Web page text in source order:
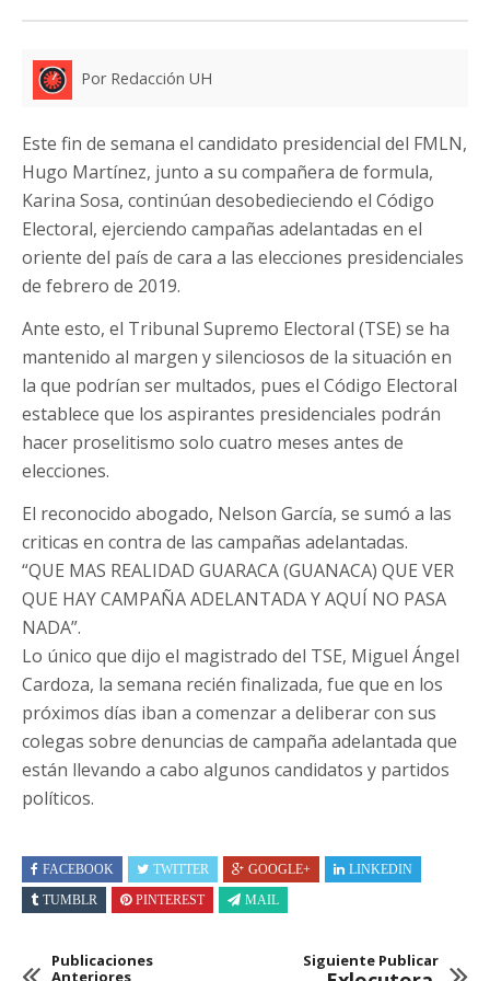
Por Redacción UH
Este fin de semana el candidato presidencial del FMLN,
Hugo Martínez, junto a su compañera de formula,
Karina Sosa, continúan desobedieciendo el Código
Electoral, ejerciendo campañas adelantadas en el
oriente del país de cara a las elecciones presidenciales
de febrero de 2019.
Ante esto, el Tribunal Supremo Electoral (TSE) se ha
mantenido al margen y silenciosos de la situación en
la que podrían ser multados, pues el Código Electoral
establece que los aspirantes presidenciales podrán
hacer proselitismo solo cuatro meses antes de
elecciones.
El reconocido abogado, Nelson García, se sumó a las
criticas en contra de las campañas adelantadas.
“QUE MAS REALIDAD GUARACA (GUANACA) QUE VER
QUE HAY CAMPAÑA ADELANTADA Y AQUÍ NO PASA
NADA”.
Lo único que dijo el magistrado del TSE, Miguel Ángel
Cardoza, la semana recién finalizada, fue que en los
próximos días iban a comenzar a deliberar con sus
colegas sobre denuncias de campaña adelantada que
están llevando a cabo algunos candidatos y partidos
políticos.
FACEBOOK TWITTER GOOGLE+
LINKEDIN
TUMBLR
PINTEREST MAIL
Publicaciones
Anteriores
Siguiente Publicar